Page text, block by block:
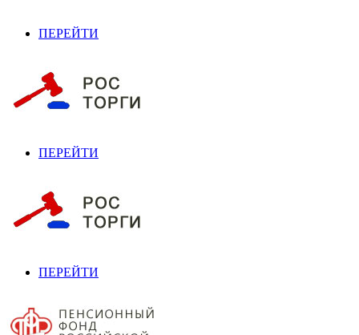
ПЕРЕЙТИ
ПЕРЕЙТИ
ПЕРЕЙТИ